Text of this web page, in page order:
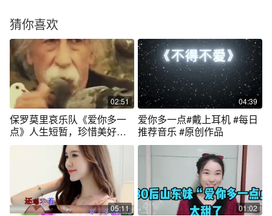
猜你喜欢
02:51
保罗莫里哀乐队《爱你多一
点》人生短暂，珍惜美好的
生活和爱人吧
04:39
爱你多一点#戴上耳机 #每日
推荐音乐 #原创作品
05:11 01:02